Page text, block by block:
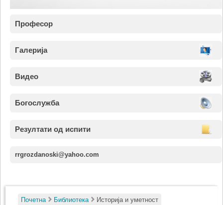
Професор
Галерија
Видео
Богослужба
Резултати од испити
rrgrozdanoski@yahoo.com
Почетна Библиотека Историја и уметност